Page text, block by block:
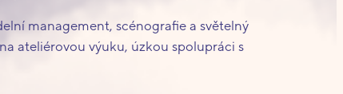
management, scénografie a světelný
ateliérovou výuku, úzkou spolupráci s